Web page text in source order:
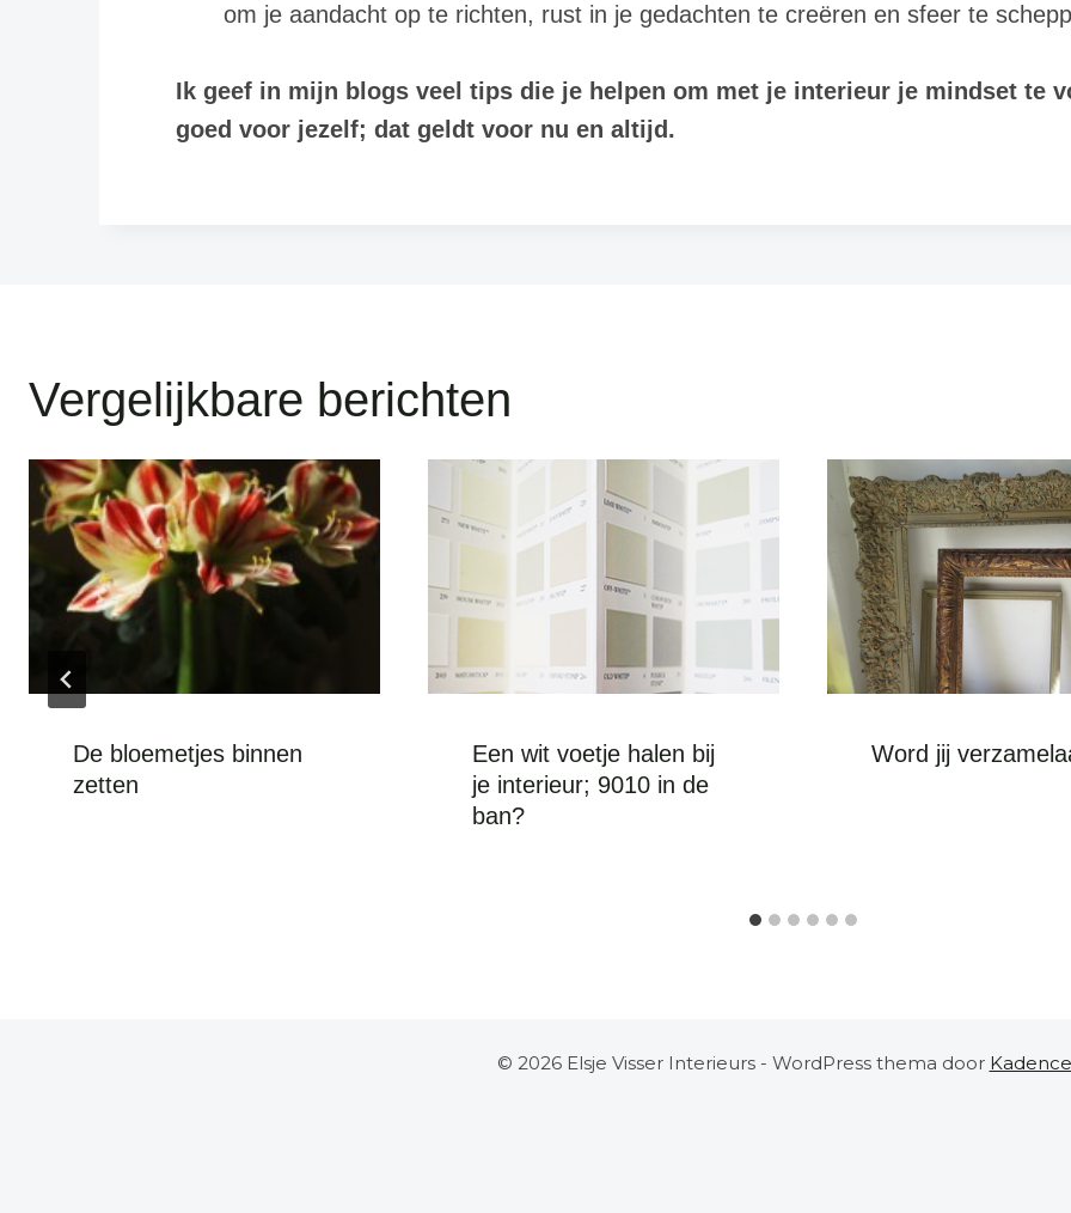
om je aandacht op te richten, rust in je gedachten te creëren en sfeer te
Ik geef in mijn blogs veel tips die je helpen om met je interieur je mindset te
goed voor jezelf; dat geldt voor nu en altijd.
Vergelijkbare berichten
De bloemetjes binnen
zetten
Een wit voetje halen bij
je interieur; 9010 in de
ban?
Word jij
© 2026 Elsje Visser Interieurs - WordPress thema door